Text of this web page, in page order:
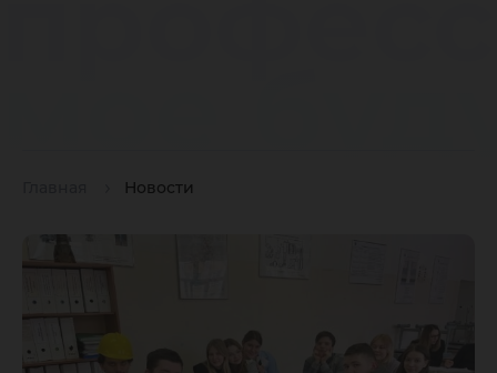
Новости